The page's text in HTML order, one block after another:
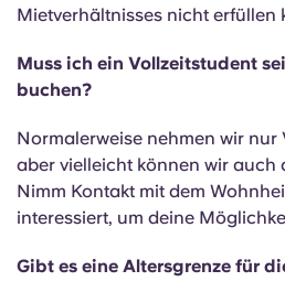
Mietverhältnisses nicht erfüllen
Muss ich ein Vollzeitstudent
buchen?
Normalerweise nehmen wir nur
aber vielleicht können wir auch
Nimm Kontakt mit dem
interessiert, um deine
Gibt es eine Altersgrenze für